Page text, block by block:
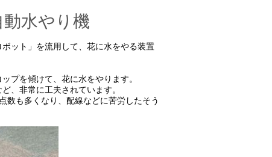
水やり機
ット」を流用して、花に水をやる装置
プを傾けて、花に水をやります。
、非常に工夫されています。
数も多くなり、配線などに苦労したそう